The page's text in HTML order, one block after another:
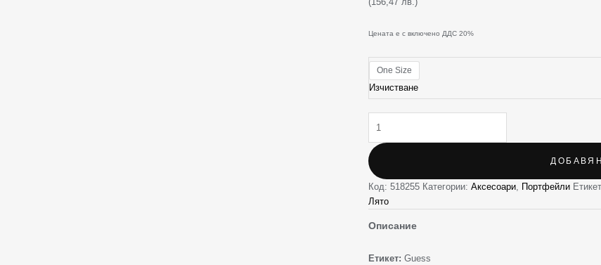
Цената е с включено ДДС 20%
One Size
Изчистване
Код: 518255 Категории: Аксесоари, Портфейли
Лято
Описание
Етикет: Guess